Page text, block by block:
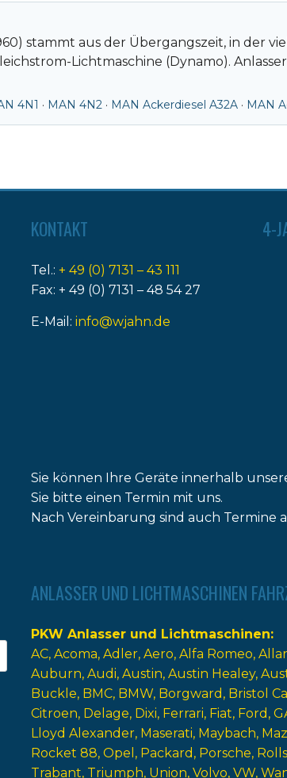
stammt aus der Übergangszeit, in
Lichtmaschine (Dynamo).
4N1 · MAN 4N2 · MAN Ackerdiesel A32A · MAN
KONTAKT
Tel.: + 49 (0) 7131 – 43 111
Fax: + 49 (0) 7131 – 48 54 27
E-Mail: info@wjahn.de
4-
Sie können Ihre Geräte innerhalb
Sie bitte einen Termin mit uns.
Nach Vereinbarung sind auch
ANLASSER UND LICHTMASCHINEN
PKW Anlasser und Lichtmaschinen
AC Acoma Adler Aero Alfa Romeo
Auburn Audi Austin Austin Healey
Buckle BMC BMW Borgward Bristol
Citroen Delage Dixi Ferrari Fiat Ford
Lloyd Alexander Maserati Maybach
Rocket 88 Opel Packard Porsche
Trabant Triumph Union Volvo VW